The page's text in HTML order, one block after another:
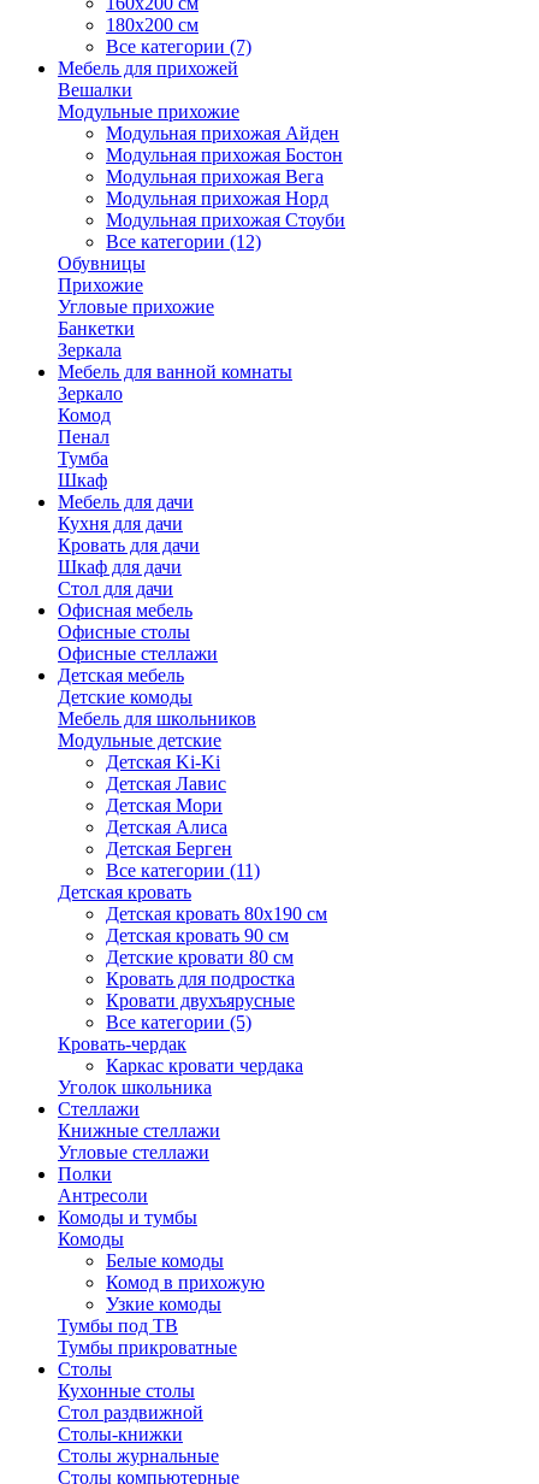
180х200 см
Все категории (7)
Мебель для прихожей
Вешалки
Модульные прихожие
Модульная прихожая Айден
Модульная прихожая Бостон
Модульная прихожая Вега
Модульная прихожая Норд
Модульная прихожая Стоуби
Все категории (12)
Обувницы
Прихожие
Угловые прихожие
Банкетки
Зеркала
Мебель для ванной комнаты
Зеркало
Комод
Пенал
Тумба
Шкаф
Мебель для дачи
Кухня для дачи
Кровать для дачи
Шкаф для дачи
Стол для дачи
Офисная мебель
Офисные столы
Офисные стеллажи
Детская мебель
Детские комоды
Мебель для школьников
Модульные детские
Детская Ki-Ki
Детская Лавис
Детская Мори
Детская Алиса
Детская Берген
Все категории (11)
Детская кровать
Детская кровать 80х190 см
Детская кровать 90 см
Детские кровати 80 см
Кровать для подростка
Кровати двухъярусные
Все категории (5)
Кровать-чердак
Каркас кровати чердака
Уголок школьника
Стеллажи
Книжные стеллажи
Угловые стеллажи
Полки
Антресоли
Комоды и тумбы
Комоды
Белые комоды
Комод в прихожую
Узкие комоды
Тумбы под ТВ
Тумбы прикроватные
Столы
Кухонные столы
Стол раздвижной
Столы-книжки
Столы журнальные
Столы компьютерные